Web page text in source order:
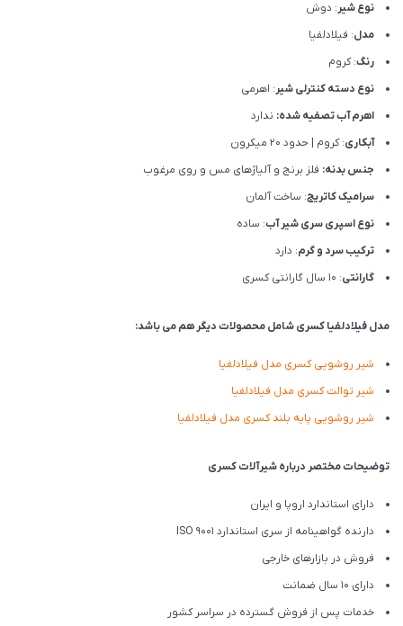
نوع شیر: دوش
مدل: فیلادلفیا
رنگ: کروم
نوع دسته کنترلی شیر: اهرمی
اهرم آب تصفیه شده: ندارد
آبکاری: کروم | حدود 20 میکرون
جنس بدنه: فلز برنج و آلیاژهای مس و روی مرغوب
سرامیک کاتریج: ساخت آلمان
نوع اسپری سری شیر آب: ساده
ترکیب سرد و گرم: دارد
گارانتی: 10 سال گارانتی کسری
مدل فیلادلفیا کسری شامل محصولات دیگر هم می باشد:
شیر روشویی کسری مدل فیلادلفیا
شیر توالت کسری مدل فیلادلفیا
شیر روشویی پایه بلند کسری مدل فیلادلفیا
توضیحات مختصر درباره شیرآلات کسری
دارای استاندارد اروپا و ایران
دارنده گواهینامه از سری استاندارد ISO 9001
فروش در بازارهای خارجی
دارای 10 سال ضمانت
خدمات پس از فروش گسترده در سراسر کشور